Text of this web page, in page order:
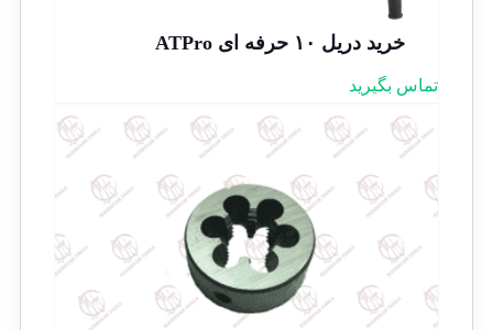
خرید دریل ۱۰ حرفه ای ATPro
تماس بگیرید